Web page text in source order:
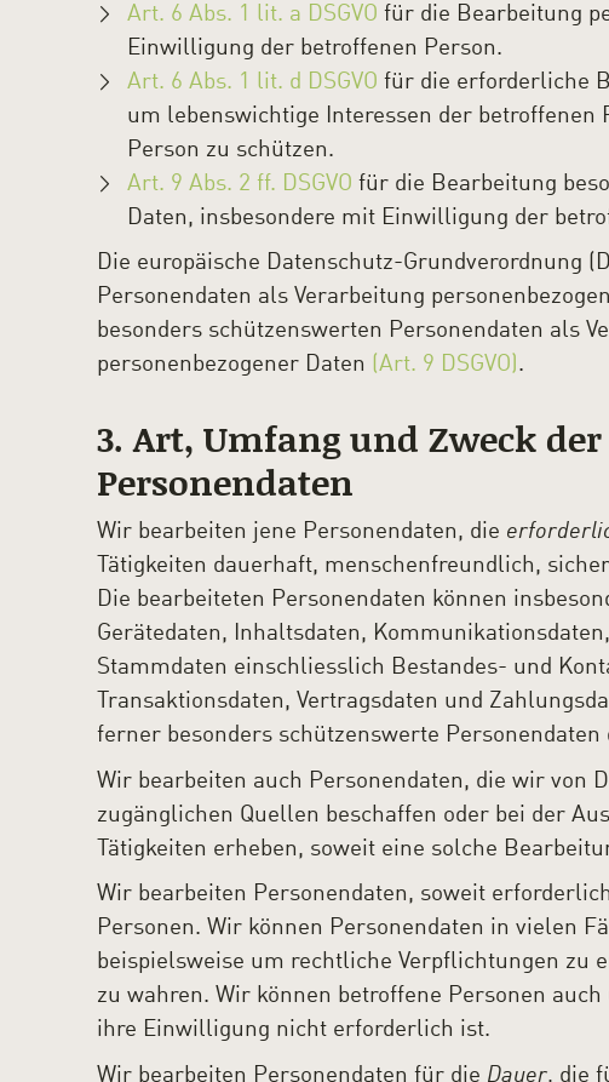
Art. 6 Abs. 1 lit. a DSGVO für die Bearbeitung
Einwilligung der betroffenen Person.
Art. 6 Abs. 1 lit. d DSGVO für die erforderliche
um lebenswichtige Interessen der
Person zu schützen.
Art. 9 Abs. 2 ff. DSGVO für die Bearbeitung
Daten, insbesondere mit Einwilligung der
Die europäische Datenschutz-Grundverordnung
Personendaten als Verarbeitung
besonders schützenswerten Personendaten als
personenbezogener Daten
(Art. 9 DSGVO) .
3. Art, Umfang und Zweck
Personendaten
Wir bearbeiten jene Personendaten, die
Tätigkeiten dauerhaft, menschenfreundlich,
Die bearbeiteten Personendaten können
Gerätedaten, Inhaltsdaten,
Stammdaten einschliesslich Bestandes- und
Transaktionsdaten, Vertragsdaten und
ferner besonders schützenswerte Personendaten
Wir bearbeiten auch Personendaten, die wir von
zugänglichen Quellen beschaffen oder bei der
Tätigkeiten erheben, soweit eine solche
Wir bearbeiten Personendaten, soweit
Personen. Wir können Personendaten in vielen
beispielsweise um rechtliche Verpflichtungen zu
zu wahren. Wir können betroffene Personen
ihre Einwilligung nicht erforderlich ist.
Wir bearbeiten Personendaten für die Dauer, die